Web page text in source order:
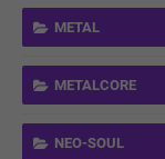
METAL
METALCORE
NEO-SOUL